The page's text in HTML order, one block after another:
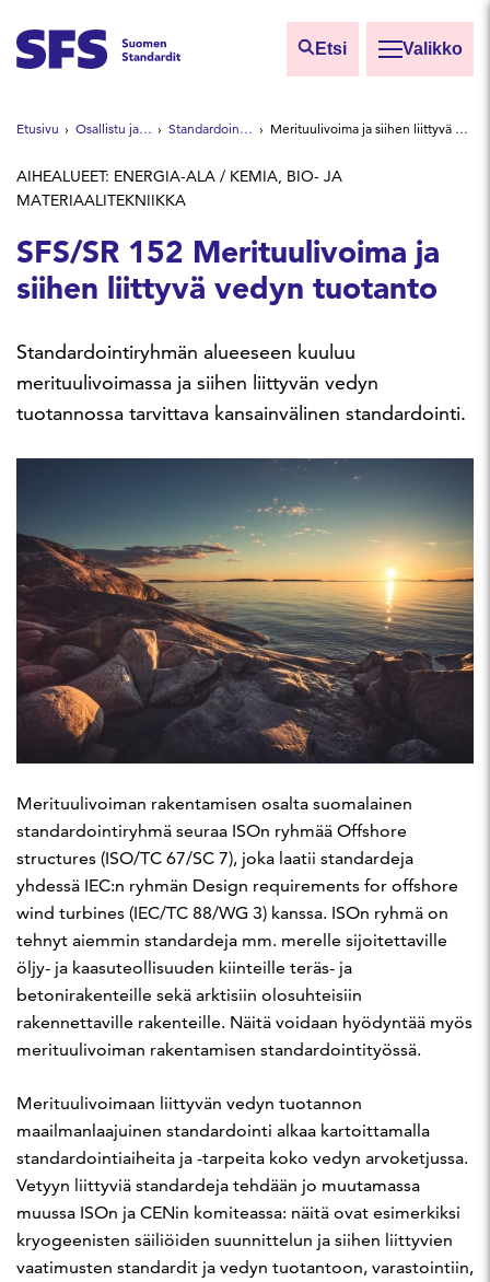
Etsi Valikko
Etsi sivuilta
Hae hakutermillä
Etusivu Osallistu ja vaikuta Standardointiryhmät Merituulivoima ja siihen liittyvä vedyn tuotanto
AIHEALUEET: ENERGIA-ALA / KEMIA, BIO- JA
MATERIAALITEKNIIKKA
SFS/SR 152 Merituulivoima ja
siihen liittyvä vedyn tuotanto
Standardointiryhmän alueeseen kuuluu
merituulivoimassa ja siihen liittyvän vedyn
tuotannossa tarvittava kansainvälinen standardointi.
Merituulivoiman rakentamisen osalta suomalainen
standardointiryhmä seuraa ISOn ryhmää Offshore
structures (ISO/TC 67/SC 7), joka laatii standardeja
yhdessä IEC:n ryhmän Design requirements for offshore
wind turbines (IEC/TC 88/WG 3) kanssa. ISOn ryhmä on
tehnyt aiemmin standardeja mm. merelle sijoitettaville
öljy- ja kaasuteollisuuden kiinteille teräs- ja
betonirakenteille sekä arktisiin olosuhteisiin
rakennettaville rakenteille. Näitä voidaan hyödyntää myös
merituulivoiman rakentamisen standardointityössä.
Merituulivoimaan liittyvän vedyn tuotannon
maailmanlaajuinen standardointi alkaa kartoittamalla
standardointiaiheita ja -tarpeita koko vedyn arvoketjussa.
Vetyyn liittyviä standardeja tehdään jo muutamassa
muussa ISOn ja CENin komiteassa: näitä ovat esimerkiksi
kryogeenisten säiliöiden suunnittelun ja siihen liittyvien
vaatimusten standardit ja vedyn tuotantoon, varastointiin,